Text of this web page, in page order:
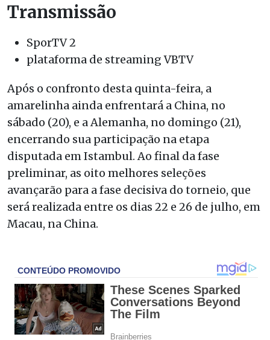
Transmissão
SporTV 2
plataforma de streaming VBTV
Após o confronto desta quinta-feira, a
amarelinha ainda enfrentará a China, no
sábado (20), e a Alemanha, no domingo (21),
encerrando sua participação na etapa
disputada em Istambul. Ao final da fase
preliminar, as oito melhores seleções
avançarão para a fase decisiva do torneio, que
será realizada entre os dias 22 e 26 de julho, em
Macau, na China.